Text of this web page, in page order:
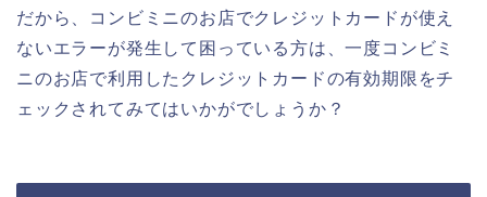
だから、コンビミニのお店でクレジットカードが使え
ないエラーが発生して困っている方は、一度コンビミ
ニのお店で利用したクレジットカードの有効期限をチ
ェックされてみてはいかがでしょうか？